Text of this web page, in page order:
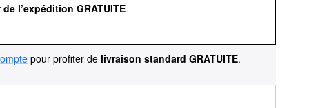
l’expédition GRATUITE
pour profiter de livraison standard GRATUITE.